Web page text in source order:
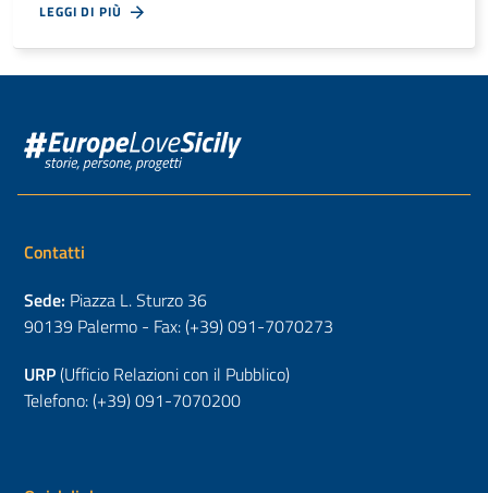
LEGGI DI PIÙ
Contatti
Sede: Piazza L. Sturzo 36
90139 Palermo - Fax: (+39) 091-7070273
URP(Ufficio Relazioni con il Pubblico)
Telefono: (+39) 091-7070200